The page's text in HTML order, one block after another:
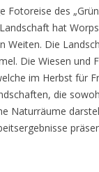
des
hat
Weiten. Die
Die Wiesen und
im Herbst für
die
Naturräume